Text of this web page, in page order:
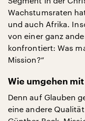
Wachstumsraten
und auch Afrika.
von einer ganz
konfrontiert: Was
Mission?“
Wie umgehen
Denn auf Glauben
eine andere